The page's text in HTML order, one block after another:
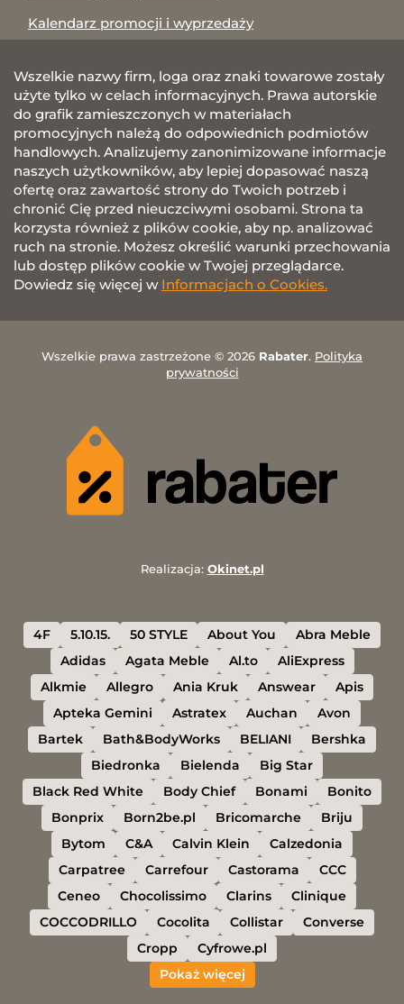
Kalendarz promocji i wyprzedaży
Wszelkie nazwy firm, loga oraz znaki towarowe zostały
użyte tylko w celach informacyjnych. Prawa autorskie
do grafik zamieszczonych w materiałach
promocyjnych należą do odpowiednich podmiotów
handlowych. Analizujemy zanonimizowane informacje
naszych użytkowników, aby lepiej dopasować naszą
ofertę oraz zawartość strony do Twoich potrzeb i
chronić Cię przed nieuczciwymi osobami. Strona ta
korzysta również z plików cookie, aby np. analizować
ruch na stronie. Możesz określić warunki przechowania
lub dostęp plików cookie w Twojej przeglądarce.
Dowiedz się więcej w Informacjach o Cookies.
Wszelkie prawa zastrzeżone © 2026 Rabater. Polityka
prywatności
Realizacja: Okinet.pl
4F 5.10.15. 50 STYLE About You
Abra Meble
Adidas
Agata Meble Al.to
AliExpress
Alkmie
Allegro Ania Kruk Answear
Apis
Apteka Gemini
Astratex Auchan
Avon
Bartek
Bath&BodyWorks BELIANI
Bershka
Biedronka
Bielenda
Big Star
Black Red White
Body Chief Bonami
Bonito
Bonprix
Born2be.pl Bricomarche
Briju
Bytom
C&A Calvin Klein
Calzedonia
Carpatree
Carrefour Castorama
CCC
Ceneo
Chocolissimo Clarins
Clinique
COCCODRILLO
Cocolita Collistar
Converse
Cropp
Cyfrowe.pl
Pokaż więcej